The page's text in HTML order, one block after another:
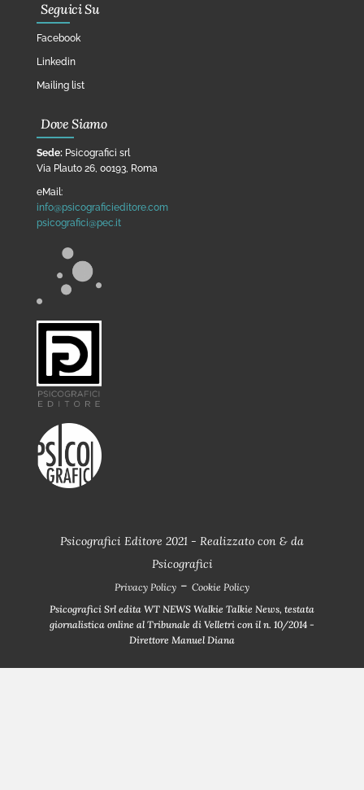
Seguici Su
Facebook
Linkedin
Mailing list
Dove Siamo
Sede: Psicografici srl
Via Plauto 26, 00193, Roma
eMail:
info@psicograficieditore.com
psicografici@pec.it
Psicografici Editore 2021 - Realizzato con & da
Psicografici
Privacy Policy - Cookie Policy
Psicografici Srl edita WT NEWS Walkie Talkie News, testata
giornalistica online al Tribunale di Velletri con il n. 10/2014 -
Direttore Manuel Diana